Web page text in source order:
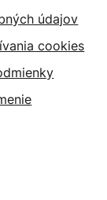
údajov
cookies